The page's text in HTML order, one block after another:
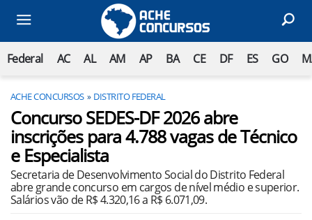
Federal AC AL AM AP BA CE DF ES GO
ACHE CONCURSOS DISTRITO FEDERAL
Concurso SEDES-DF 2026 abre
inscrições para 4.788 vagas de Técnico
e Especialista
Secretaria de Desenvolvimento Social do Distrito Federal
abre grande concurso em cargos de nível médio e superior.
Salários vão de R$ 4.320,16 a R$ 6.071,09.